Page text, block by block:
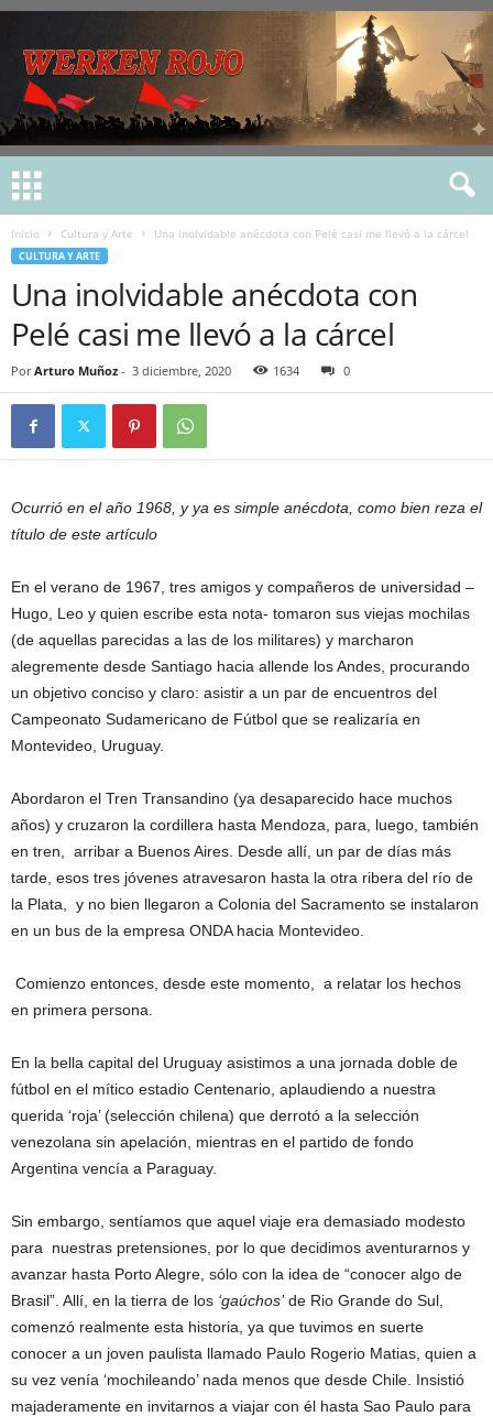
Inicio Cultura y Arte Una inolvidable anécdota con Pelé casi me llevó a la cárcel
CULTURA Y ARTE
Una inolvidable anécdota con
Pelé casi me llevó a la cárcel
Por Arturo Muñoz - 3 diciembre, 2020 1634 0
Ocurrió en el año 1968, y ya es simple anécdota, como bien reza el
título de este artículo
En el verano de 1967, tres amigos y compañeros de universidad –
Hugo, Leo y quien escribe esta nota- tomaron sus viejas mochilas
(de aquellas parecidas a las de los militares) y marcharon
alegremente desde Santiago hacia allende los Andes, procurando
un objetivo conciso y claro: asistir a un par de encuentros del
Campeonato Sudamericano de Fútbol que se realizaría en
Montevideo, Uruguay.
Abordaron el Tren Transandino (ya desaparecido hace muchos
años) y cruzaron la cordillera hasta Mendoza, para, luego, también
en tren, arribar a Buenos Aires. Desde allí, un par de días más
tarde, esos tres jóvenes atravesaron hasta la otra ribera del río de
la Plata, y no bien llegaron a Colonia del Sacramento se instalaron
en un bus de la empresa ONDA hacia Montevideo.
Comienzo entonces, desde este momento, a relatar los hechos
en primera persona.
En la bella capital del Uruguay asistimos a una jornada doble de
fútbol en el mítico estadio Centenario, aplaudiendo a nuestra
querida ‘roja’ (selección chilena) que derrotó a la selección
venezolana sin apelación, mientras en el partido de fondo
Argentina vencía a Paraguay.
Sin embargo, sentíamos que aquel viaje era demasiado modesto
para nuestras pretensiones, por lo que decidimos aventurarnos y
avanzar hasta Porto Alegre, sólo con la idea de “conocer algo de
Brasil”. Allí, en la tierra de los ‘gaúchos’de Rio Grande do Sul,
comenzó realmente esta historia, ya que tuvimos en suerte
conocer a un joven paulista llamado Paulo Rogerio Matias, quien a
su vez venía ‘mochileando’ nada menos que desde Chile. Insistió
majaderamente en invitarnos a viajar con él hasta Sao Paulo para